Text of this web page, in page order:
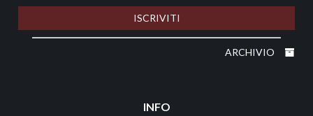
ISCRIVITI
ARCHIVIO
INFO